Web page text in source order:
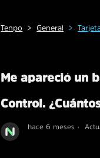
Tenpo General
Me apareció un
Control.
hace 6 meses